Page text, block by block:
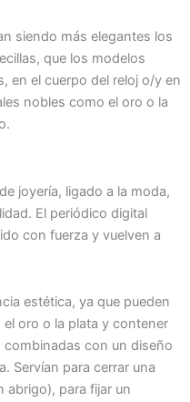
siendo más elegantes los
que los modelos
en el cuerpo del reloj o/y en
nobles como el oro o la
joyería, ligado a la moda,
El periódico digital
con fuerza y vuelven a
estética, ya que pueden
oro o la plata y contener
con un diseño
Servían para cerrar una
abrigo), para fijar un